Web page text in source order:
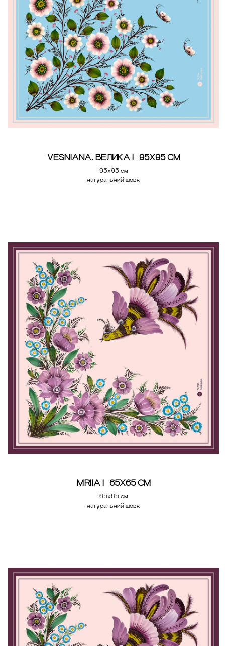
VESNIANA. ВЕЛИКА | 95Х95 СМ
95х95 см
натуральний шовк
MRIIA | 65Х65 СМ
65х65 см
натуральний шовк